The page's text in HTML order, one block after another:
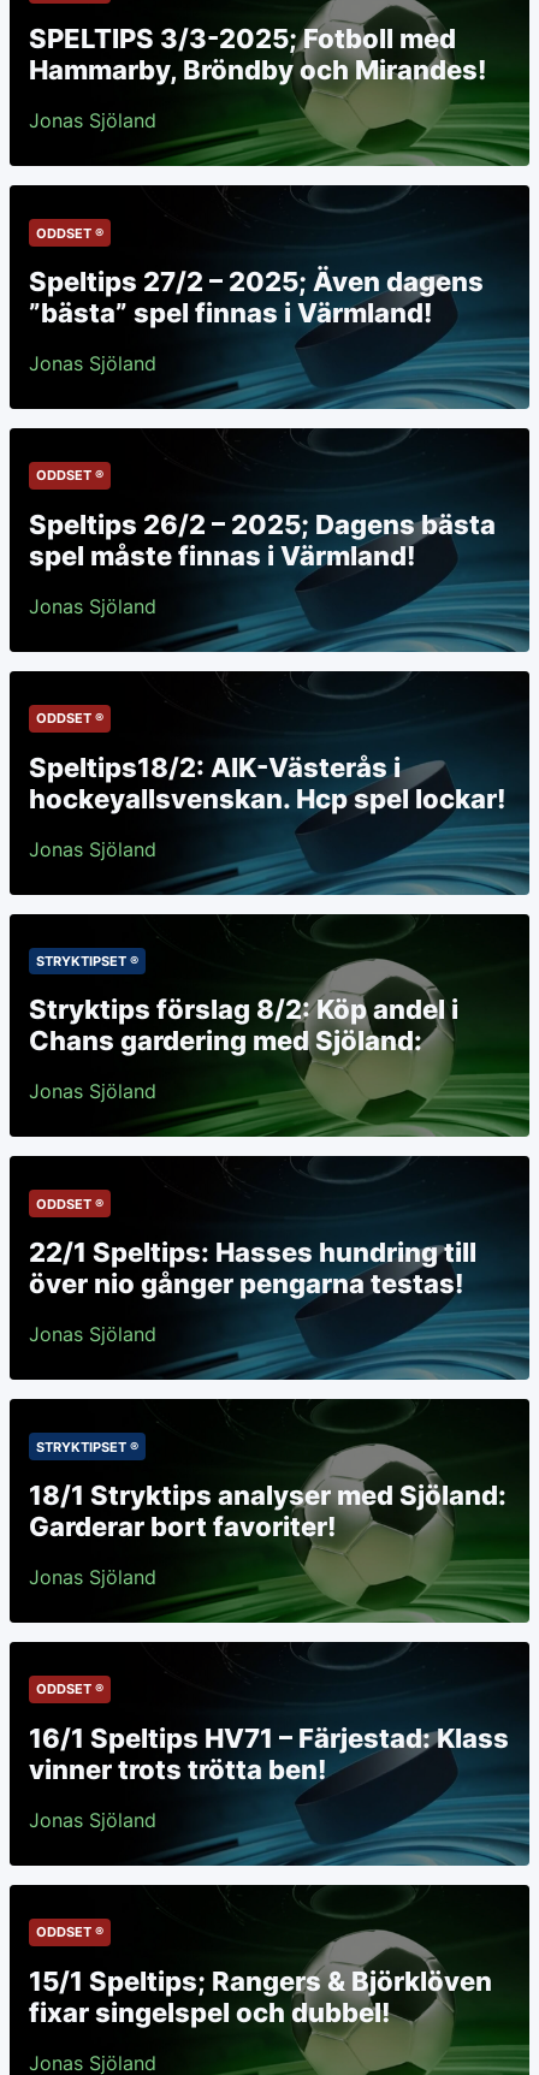
SPELTIPS 3/3-2025; Fotboll med
Hammarby, Bröndby och Mirandes!
Jonas Sjöland
ODDSET ®
Speltips 27/2 – 2025; Även dagens
”bästa” spel finnas i Värmland!
Jonas Sjöland
ODDSET ®
Speltips 26/2 – 2025; Dagens bästa
spel måste finnas i Värmland!
Jonas Sjöland
ODDSET ®
Speltips18/2: AIK-Västerås i
hockeyallsvenskan. Hcp spel lockar!
Jonas Sjöland
STRYKTIPSET ®
Stryktips förslag 8/2: Köp andel i
Chans gardering med Sjöland:
Jonas Sjöland
ODDSET ®
22/1 Speltips: Hasses hundring till
över nio gånger pengarna testas!
Jonas Sjöland
STRYKTIPSET ®
18/1 Stryktips analyser med Sjöland:
Garderar bort favoriter!
Jonas Sjöland
ODDSET ®
16/1 Speltips HV71 – Färjestad: Klass
vinner trots trötta ben!
Jonas Sjöland
ODDSET ®
15/1 Speltips; Rangers & Björklöven
fixar singelspel och dubbel!
Jonas Sjöland